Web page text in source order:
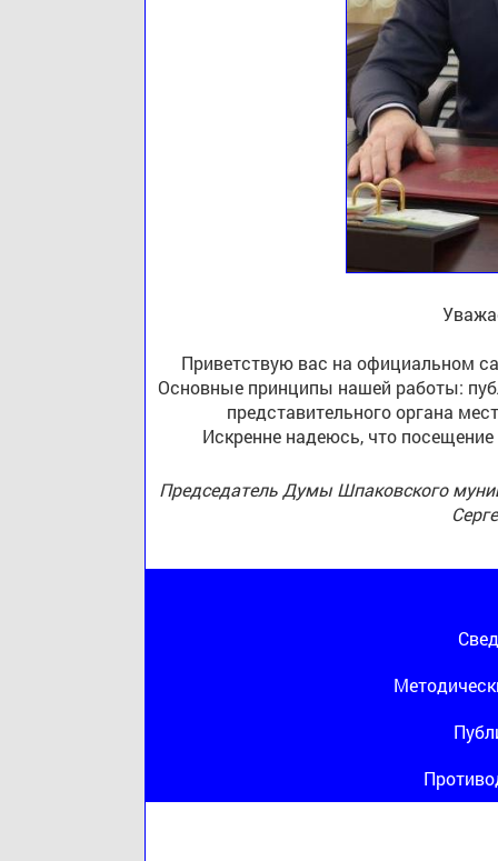
Приветствую вас на официальном
Основные принципы нашей работы:
представительного органа
Искренне надеюсь, что
Председатель Думы Шпаковского